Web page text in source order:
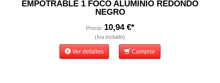
EMPOTRABLE 1 FOCO ALUMINIO REDONDO
NEGRO
Precio: 10,94 €*
(Iva incluido)
Ver detalles Comprar